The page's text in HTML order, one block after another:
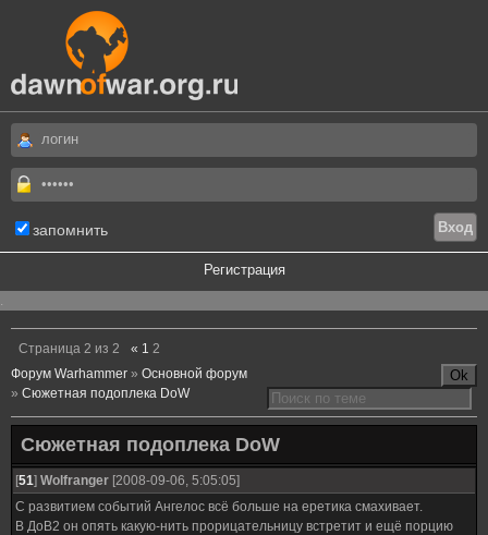
запомнить
Регистрация
.
Страница 2 из 2 « 1 2
Форум Warhammer » Основной форум
» Сюжетная подоплека DoW
Сюжетная подоплека DoW
[51] Wolfranger [2008-09-06, 5:05:05]
C развитием событий Ангелос всё больше на еретика смахивает.
В ДоВ2 он опять какую-нить прорицательницу встретит и ещё порцию